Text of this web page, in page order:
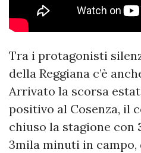
Tra i protagonisti
della Reggiana c’è
Arrivato la scorsa
positivo al Cosenza, il
chiuso la stagione con
3mila minuti in campo,